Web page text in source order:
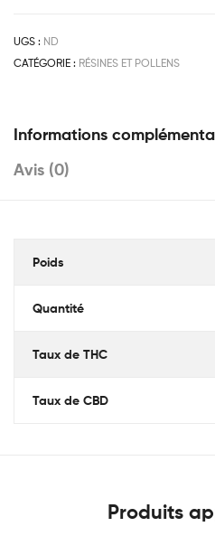
UGS : ND
CATÉGORIE : RÉSINES ET POLLENS
Informations
Avis (0)
Poids
Quantité
Taux de THC
Taux de CBD
Produits